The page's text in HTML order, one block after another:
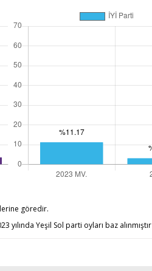
göredir.
yılında Yeşil Sol parti oyları baz alınmıştır